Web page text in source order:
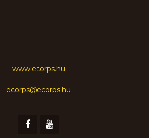
www.ecorps.hu
ecorps@ecorps.hu